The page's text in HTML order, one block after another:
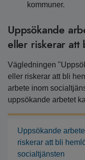
kommuner.
Uppsökande
eller riskerar att
Vägledningen
eller riskerar att bli
arbete inom
uppsökande arbetet
Uppsökande
riskerar att bli
socialtjänsten